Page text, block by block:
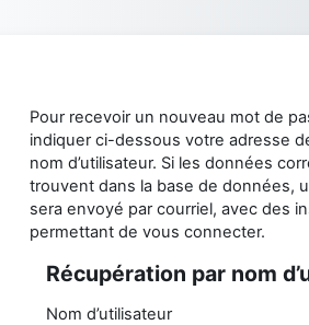
Pour recevoir un nouveau mot de
indiquer ci-dessous votre adresse
nom d’utilisateur. Si les données
trouvent dans la base de données,
sera envoyé par courriel, avec des
permettant de vous connecter.
Récupération par nom
Récupération par nom
Nom d’utilisateur